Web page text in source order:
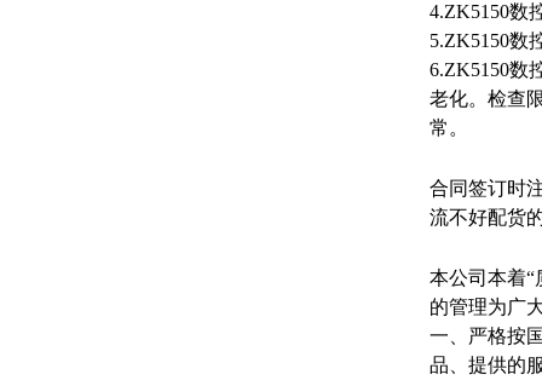
4.ZK5150数
5.ZK5150数
6.ZK5150数
老化。检查
常。
合同签订时
流不好配货
本公司本着
的管理为广
一、严格按
品、提供的